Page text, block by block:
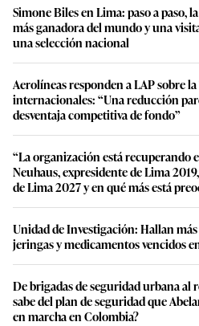
Simone Biles en Lima: paso a paso,
más ganadora del mundo y una
una selección nacional
Aerolíneas responden a LAP sobre la
internacionales: “Una reducción
desventaja competitiva de fondo”
“La organización está recuperando
Neuhaus, expresidente de Lima
de Lima 2027 y en qué más está
Unidad de Investigación: Hallan
jeringas y medicamentos vencidos
De brigadas de seguridad urbana al
sabe del plan de seguridad que
en marcha en Colombia?